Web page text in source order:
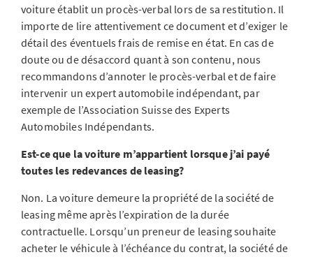
voiture établit un procès-verbal lors de sa restitution. Il
importe de lire attentivement ce document et d’exiger le
détail des éventuels frais de remise en état. En cas de
doute ou de désaccord quant à son contenu, nous
recommandons d’annoter le procès-verbal et de faire
intervenir un expert automobile indépendant, par
exemple de l’Association Suisse des Experts
Automobiles Indépendants.
Est-ce que la voiture m’appartient lorsque j’ai payé
toutes les redevances de leasing?
Non. La voiture demeure la propriété de la société de
leasing même après l’expiration de la durée
contractuelle. Lorsqu’un preneur de leasing souhaite
acheter le véhicule à l’échéance du contrat, la société de